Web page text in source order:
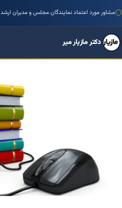
مشاور مورد اعتماد نمایندگان مجلس و مدیران ارشد
دکتر مازیار میر